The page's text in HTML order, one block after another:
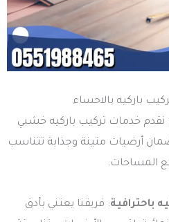
باركيه بالاحساء
: نقدم خدمات تركيب باركيه خشبي
أرضيات متينة وجذابة تتناسب
المساحات.
باحترافية: فريقنا يعتني بأدق